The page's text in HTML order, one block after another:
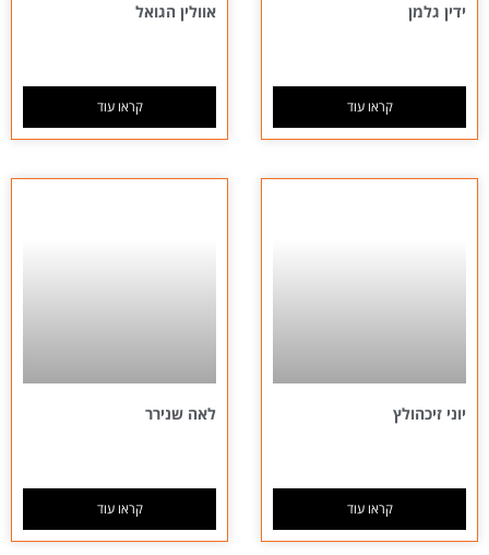
ידין גלמן
קראו עוד
אוולין הגואל
קראו עוד
יוני זיכהולץ
קראו עוד
לאה שנירר
קראו עוד